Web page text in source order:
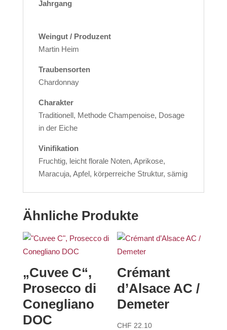
Jahrgang
Weingut / Produzent
Martin Heim
Traubensorten
Chardonnay
Charakter
Traditionell, Methode Champenoise, Dosage
in der Eiche
Vinifikation
Fruchtig, leicht florale Noten, Aprikose,
Maracuja, Apfel, körperreiche Struktur, sämig
Ähnliche Produkte
„Cuvee C“,
Prosecco di
Conegliano
DOC
Crémant
d’Alsace AC /
Demeter
CHF 22.10